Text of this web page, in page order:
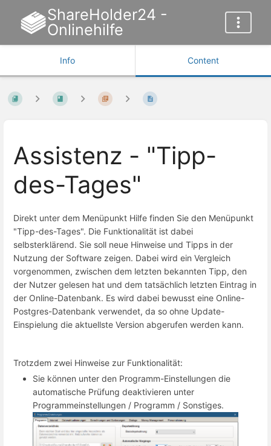
ShareHolder24 -
Onlinehilfe
Info Content
Assistenz - "Tipp-
des-Tages"
Direkt unter dem Menüpunkt Hilfe finden Sie den Menüpunkt
"Tipp-des-Tages". Die Funktionalität ist dabei
selbsterklärend. Sie soll neue Hinweise und Tipps in der
Nutzung der Software zeigen. Dabei wird ein Vergleich
vorgenommen, zwischen dem letzten bekannten Tipp, den
der Nutzer gelesen hat und dem tatsächlich letzten Eintrag in
der Online-Datenbank. Es wird dabei bewusst eine Online-
Postgres-Datenbank verwendet, da so ohne Update-
Einspielung die aktuellste Version abgerufen werden kann.
Trotzdem zwei Hinweise zur Funktionalität:
Sie können unter den Programm-Einstellungen die
automatische Prüfung deaktivieren unter
Programmeinstellungen / Programm / Sonstiges.